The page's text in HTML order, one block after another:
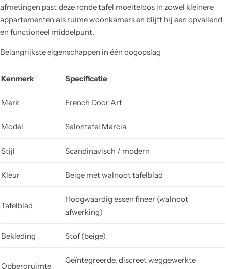
afmetingen past deze ronde tafel moeiteloos in zowel kleinere
appartementen als ruime woonkamers en blijft hij een opvallend
en functioneel middelpunt.
Belangrijkste eigenschappen in één oogopslag
Kenmerk Specificatie
Merk French Door Art
Model Salontafel Marcia
Stijl Scandinavisch / modern
Kleur Beige met walnoot tafelblad
Tafelblad
Hoogwaardig essen fineer (walnoot
afwerking)
Bekleding Stof (beige)
Opbergruimte
Geïntegreerde, discreet weggewerkte